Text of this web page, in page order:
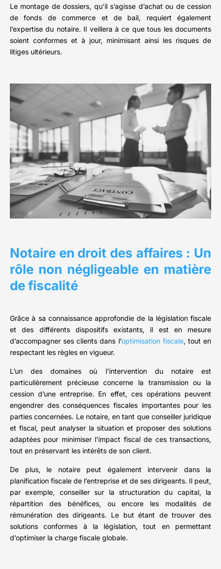
Le montage de dossiers, qu’il s’agisse d’achat ou de cession
de fonds de commerce et de bail, requiert également
l’expertise du notaire. Il veillera à ce que tous les documents
soient conformes et à jour, minimisant ainsi les risques de
litiges ultérieurs.
Notaire en droit des affaires : Un
rôle non négligeable en matière
de fiscalité
Grâce à sa connaissance approfondie de la législation fiscale
et des différents dispositifs existants, il est en mesure
d’accompagner ses clients dans l’optimisation fiscale, tout en
respectant les règles en vigueur.
L’un des domaines où l’intervention du notaire est
particulièrement précieuse concerne la transmission ou la
cession d’une entreprise. En effet, ces opérations peuvent
engendrer des conséquences fiscales importantes pour les
parties concernées. Le notaire, en tant que conseiller juridique
et fiscal, peut analyser la situation et proposer des solutions
adaptées pour minimiser l’impact fiscal de ces transactions,
tout en préservant les intérêts de son client.
De plus, le notaire peut également intervenir dans la
planification fiscale de l’entreprise et de ses dirigeants. Il peut,
par exemple, conseiller sur la structuration du capital, la
répartition des bénéfices, ou encore les modalités de
rémunération des dirigeants. Le but étant de trouver des
solutions conformes à la législation, tout en permettant
d’optimiser la charge fiscale globale.